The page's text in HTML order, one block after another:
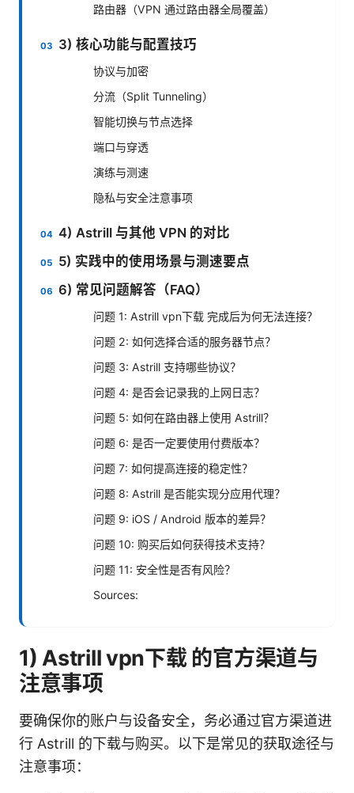
路由器（VPN 通过路由器全局覆盖）
3) 核心功能与配置技巧
协议与加密
分流（Split Tunneling）
智能切换与节点选择
端口与穿透
演练与测速
隐私与安全注意事项
4) Astrill 与其他 VPN 的对比
5) 实践中的使用场景与测速要点
6) 常见问题解答（FAQ）
问题 1: Astrill vpn下载 完成后为何无法连接？
问题 2: 如何选择合适的服务器节点？
问题 3: Astrill 支持哪些协议？
问题 4: 是否会记录我的上网日志？
问题 5: 如何在路由器上使用 Astrill？
问题 6: 是否一定要使用付费版本？
问题 7: 如何提高连接的稳定性？
问题 8: Astrill 是否能实现分应用代理？
问题 9: iOS / Android 版本的差异？
问题 10: 购买后如何获得技术支持？
问题 11: 安全性是否有风险？
Sources:
1) Astrill vpn下载 的官方渠道与
注意事项
要确保你的账户与设备安全，务必通过官方渠道进
行 Astrill 的下载与购买。以下是常见的获取途径与
注意事项：